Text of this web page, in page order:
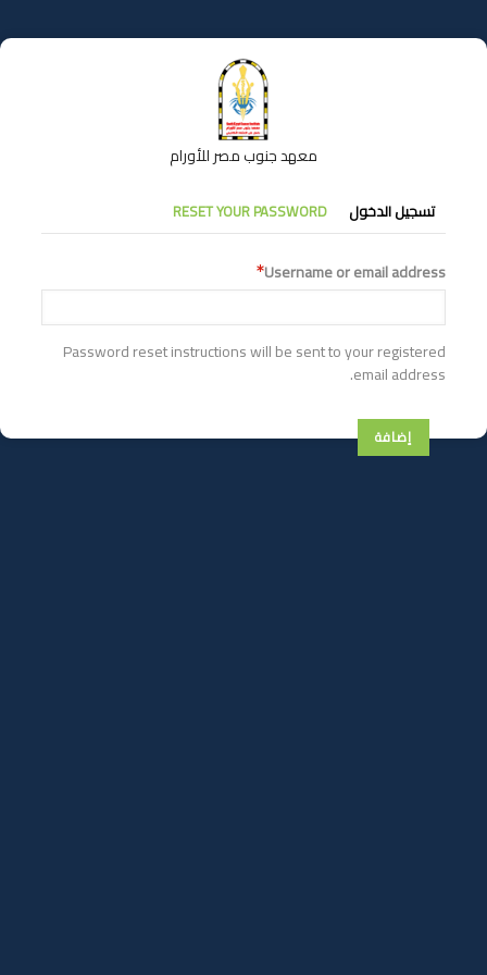
إلى
المحتوى
معهد جنوب مصر للأورام
التبويبات
الأساسية
تسجيل الدخول RESET YOUR PASSWORD
Username or email address
Password reset instructions will be sent to your registered
email address.